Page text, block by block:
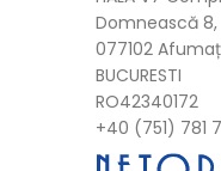
Domnească 8,
077102
BUCURESTI
RO42340172
+40 (751) 781